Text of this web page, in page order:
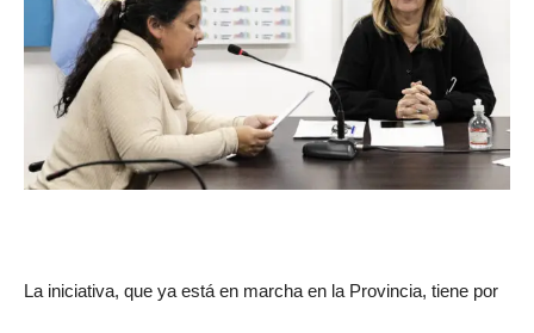
La iniciativa, que ya está en marcha en la Provincia, tiene por